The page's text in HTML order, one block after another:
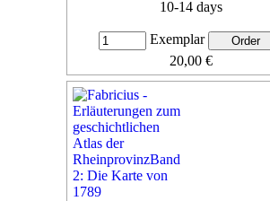
10-14 days
Exemplar
20,00 €
7% VAT included, plus
more...